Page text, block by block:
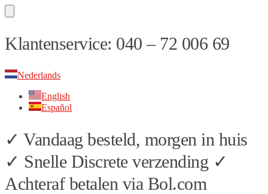
Skip
to
Skip
to
Klantenservice: 040 – 72 006 69
Nederlands
English
Español
✓ Vandaag besteld, morgen in huis
✓ Snelle Discrete verzending ✓
Achteraf betalen via Bol.com